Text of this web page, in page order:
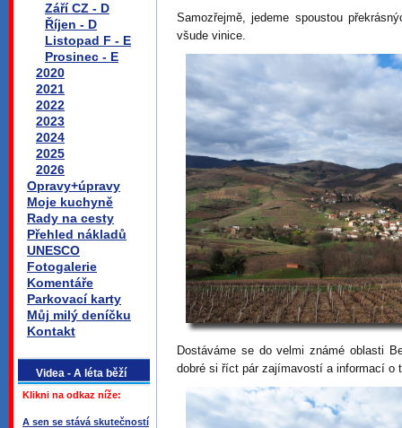
Září CZ - D
Říjen - D
Listopad F - E
Prosinec - E
2020
2021
2022
2023
2024
2025
2026
Opravy+úpravy
Moje kuchyně
Rady na cesty
Přehled nákladů
UNESCO
Fotogalerie
Komentáře
Parkovací karty
Můj milý deníčku
Kontakt
Videa - A léta běží
Klikni na odkaz níže:
A sen se stává skutečností
Samozřejmě, jedeme spoustou
všude vinice.
Dostáváme se do velmi známé oblasti
dobré si říct pár zajímavostí a informací o